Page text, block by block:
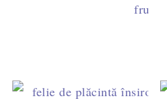
fructe